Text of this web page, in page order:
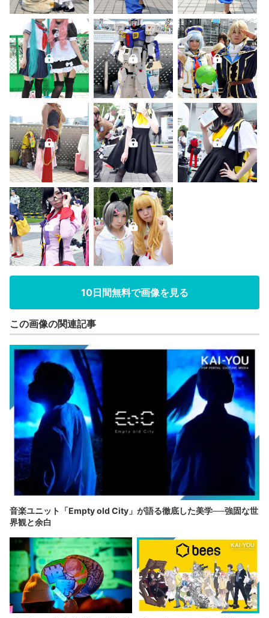
10日間無料で画像を見る
この画像の関連記事
音楽ユニット「Empty old City」が語る徹底した美学──強固な世
界観と余白